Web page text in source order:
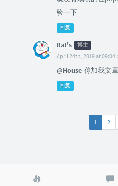
验一下
回复
Rat's 博主
April 24th, 2019 at 09:04
@House 你加我文
回复
1 2